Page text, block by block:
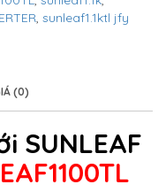
, sunleaf1.1ktl jfy
(0)
SUNLEAF